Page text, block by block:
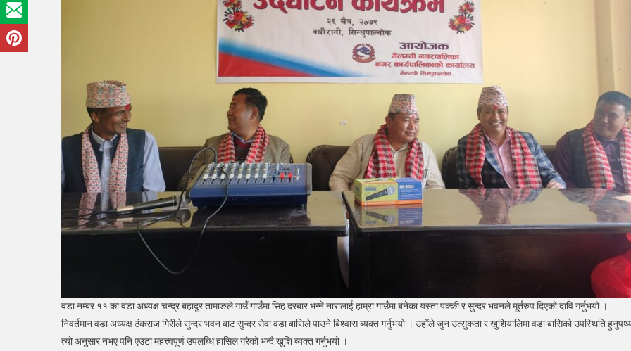
वडा नम्बर ११ का वडा अध्यक्ष चन्द्र बहादुर तामाङले गाउँ गाउँमा सिंह दरबार भन्ने नारालाई हाम्रा गाउँमा बनेका यस्ता पक्की र सुन्दर भवनले मूर्तरुप दिएको दावि गर्नुभयो ।
निवर्तमान वडा अध्यक्ष ठंकराज गिरीले सुन्दर भवन बाट सुन्दर सेवा वडा बासिले पाउने बिश्वास ब्यक्त गर्नुभयो । उहाँले जुन उत्सुकता र खुशियालिमा वडा बासिको उपस्थिति
त्यो अनुसार नभए पनि एउटा महत्त्वपूर्ण उपलब्धि हासिल गरेको भन्दै खुशि ब्यक्त गर्नुभयो ।